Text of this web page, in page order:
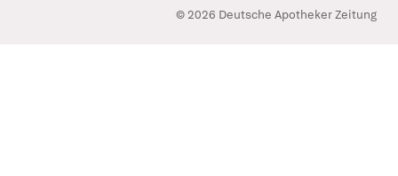
© 2026 Deutsche Apotheker Zeitung